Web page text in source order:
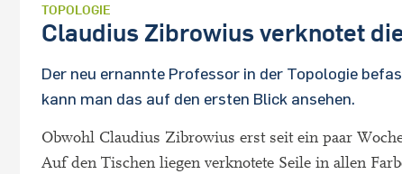
TOPOLOGIE
Claudius Zibrowius verknotet
Der neu ernannte Professor in der Topologie
kann man das auf den ersten Blick ansehen.
Obwohl Claudius Zibrowius erst seit ein paar
Auf den Tischen liegen verknotete Seile in allen